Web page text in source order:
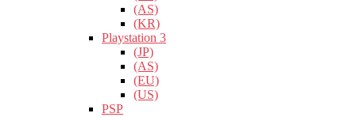
(AS)
(KR)
Playstation 3
(JP)
(AS)
(EU)
(US)
PSP